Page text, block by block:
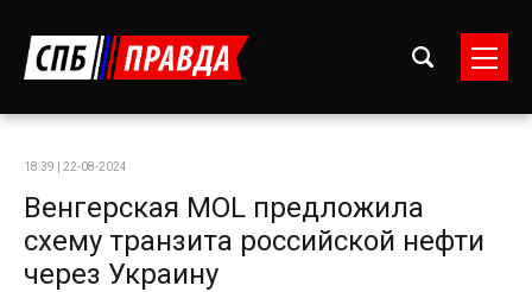
18:39 | 22-08-2024
Венгерская MOL предложила
схему транзита российской нефти
через Украину